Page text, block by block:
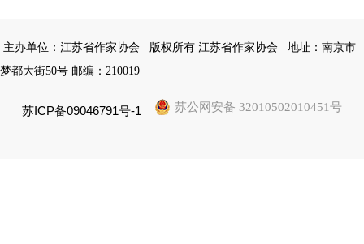
主办单位：江苏省作家协会 版权所有 江苏省作家协会
地址：南京市
梦都大街50号 邮编：210019
苏ICP备09046791号-1 苏公网安备 32010502010451号